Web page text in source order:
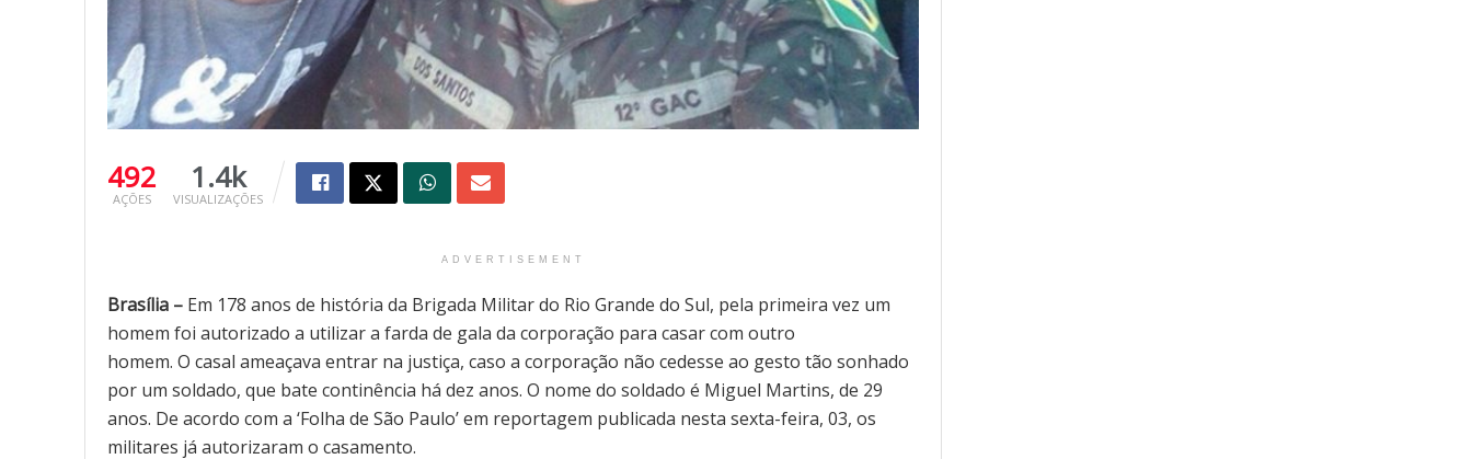
492
AÇÕES
1.4k
VISUALIZAÇÕES
ADVERTISEMENT
Brasília – Em 178 anos de história da Brigada Militar do Rio Grande do Sul, pela primeira vez um
homem foi autorizado a utilizar a farda de gala da corporação para casar com outro
homem. O casal ameaçava entrar na justiça, caso a corporação não cedesse ao gesto tão sonhado
por um soldado, que bate continência há dez anos. O nome do soldado é Miguel Martins, de 29
anos. De acordo com a ‘Folha de São Paulo’ em reportagem publicada nesta sexta-feira, 03, os
militares já autorizaram o casamento.